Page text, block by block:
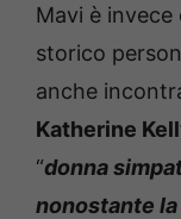
Mavi è invece
storico
anche
Katherine
“donna
nonostante